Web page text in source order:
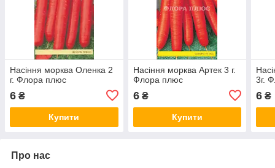
Насіння морква Оленка 2
г. Флора плюс
6 ₴
Купити
Насіння морква Артек 3 г.
Флора плюс
6₴
Купити
3г.
6 ₴
Про нас